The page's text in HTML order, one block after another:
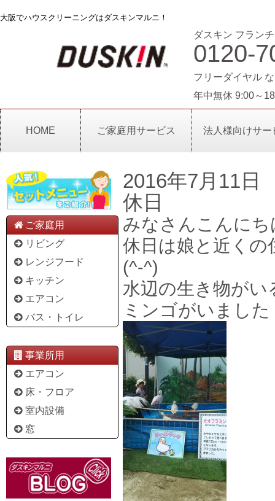
大阪でハウスクリーニングはダスキンマルニ！
ダスキン フラン
0120-
フリーダイヤル
年中無休 9:00～
HOME ご家庭用サービス 法人様向けサー
ご家庭用
リビング
レンジフード
キッチン
エアコン
バス・トイレ
事業所用
エアコン
床・フロア
室内設備
窓
2016年7月11日
休日
みなさんこんに
休日は娘と近く
(^-^)
水辺の生き物が
ミンゴがいました